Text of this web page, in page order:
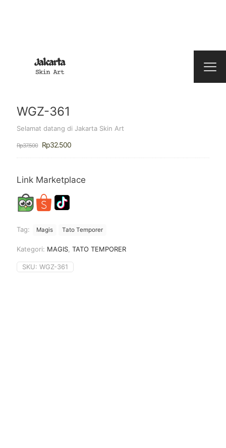
WGZ-361
Selamat datang di Jakarta Skin Art
Rp37.500
Harga
adalah:
Rp32.500Harga
ini
Rp32.500.
Link Marketplace
Tag: Magis Tato Temporer
Kategori: MAGIS TATO TEMPORER
SKU: WGZ-361